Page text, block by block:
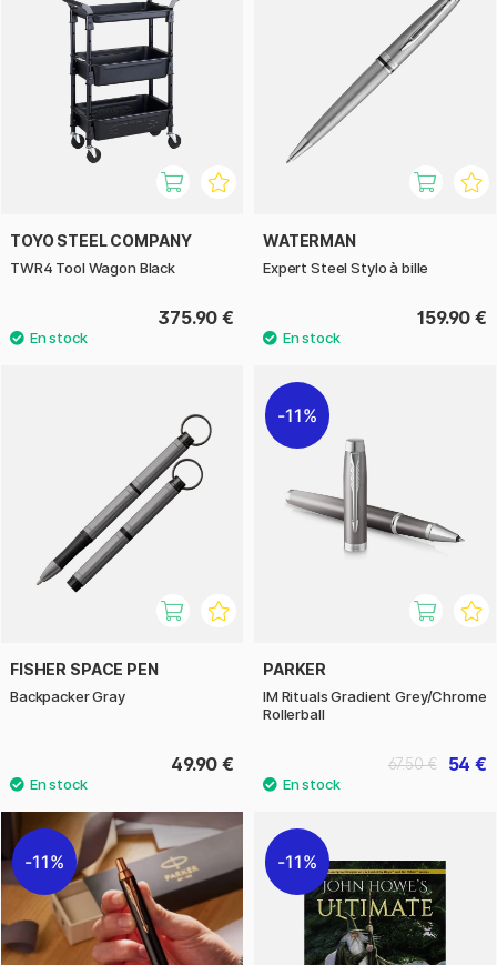
TOYO STEEL COMPANY
TWR4 Tool Wagon Black
375.90 €
WATERMAN
Expert Steel Stylo à bille
159.90 €
FISHER SPACE PEN
Backpacker Gray
49.90 €
11%
PARKER
IM Rituals Gradient Grey/Chrome
Rollerball
54 €
67.50 €
11% 11%